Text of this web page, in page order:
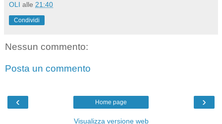
OLI alle 21:40
Condividi
Nessun commento:
Posta un commento
‹ ›
Home page
Visualizza versione web